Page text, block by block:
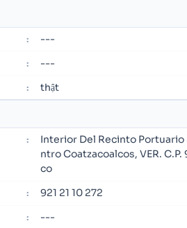
: ---
: ---
: thật
:
Interior Del Recinto Portuario
ntro Coatzacoalcos, VER.
co
: 921 21 10 272
: ---